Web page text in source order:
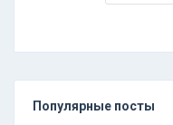
Популярные посты